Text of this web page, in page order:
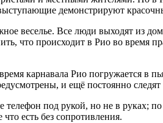
демонстрируют
веселье. Все люди выходят из
что происходит в Рио во время
карнавала Рио погружается
и ещё постоянно
под рукой, но не в руках;
есть без сопротивления.